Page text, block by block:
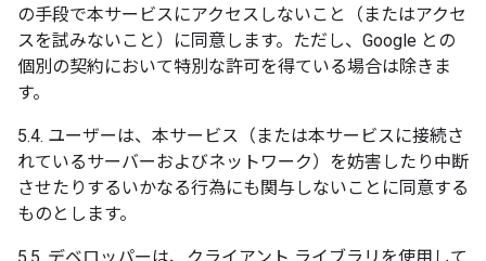
の手段で本サービスにアクセスしないこと（またはアクセ
スを試みないこと）に同意します。ただし、Google との
個別の契約において特別な許可を得ている場合は除きま
す。
5.4. ユーザーは、本サービス（または本サービスに接続さ
れているサーバーおよびネットワーク）を妨害したり中断
させたりするいかなる行為にも関与しないことに同意する
ものとします。